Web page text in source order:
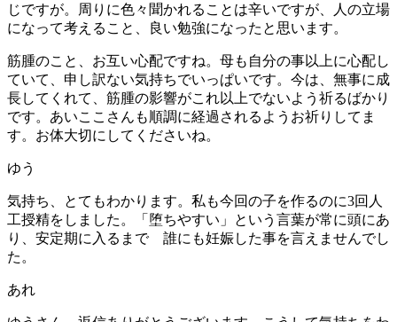
じですが。周りに色々聞かれることは辛いですが、人の立場
になって考えること、良い勉強になったと思います。
筋腫のこと、お互い心配ですね。母も自分の事以上に心配し
ていて、申し訳ない気持ちでいっぱいです。今は、無事に成
長してくれて、筋腫の影響がこれ以上でないよう祈るばかり
です。あいここさんも順調に経過されるようお祈りしてま
す。お体大切にしてくださいね。
ゆう
気持ち、とてもわかります。私も今回の子を作るのに3回人
工授精をしました。「堕ちやすい」という言葉が常に頭にあ
り、安定期に入るまで 誰にも妊娠した事を言えませんでし
た。
あれ